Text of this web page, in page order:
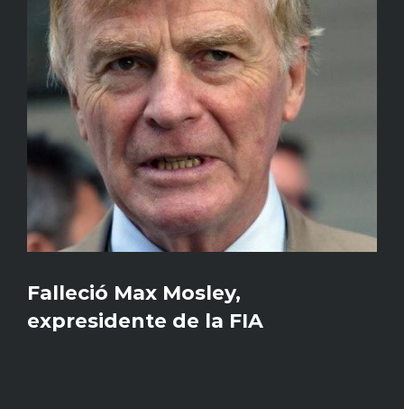
Falleció Max Mosley,
expresidente de la FIA